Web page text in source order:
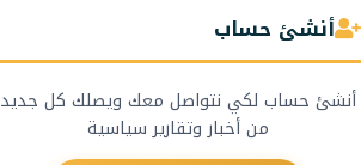
أنشئ حساب
أنشئ حساب لكي نتواصل معك ويصلك كل جديد
من أخبار وتقارير سياسية